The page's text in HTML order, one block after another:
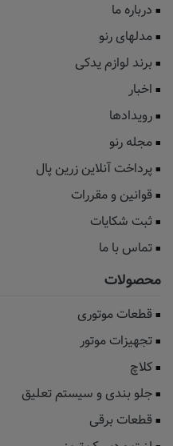
درباره ما
مدلهای رنو
برند لوازم یدکی
اخبار
رویدادها
مجله رنو
پرداخت آنلاین زرین پال
قوانین و مقررات
ثبت شکایات
تماس با ما
محصولات
قطعات موتوری
تجهیزات موتور
کلاچ
جلو بندی و سیستم تعلیق
قطعات برقی